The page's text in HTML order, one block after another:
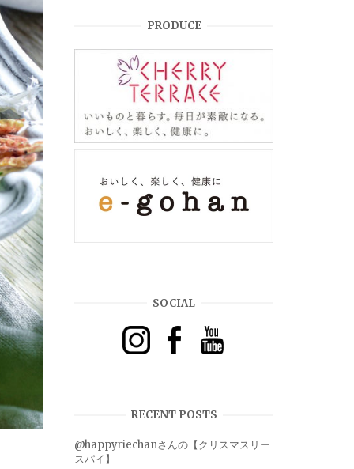
PRODUCE
SOCIAL
RECENT POSTS
@happyriechanさんの【クリスマスリー
スパイ】